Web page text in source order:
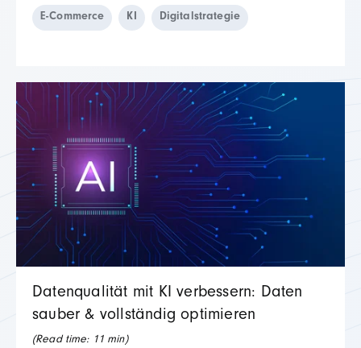
E-Commerce KI Digitalstrategie
Datenqualität mit KI verbessern: Daten
sauber & vollständig optimieren
(Read time: 11min)